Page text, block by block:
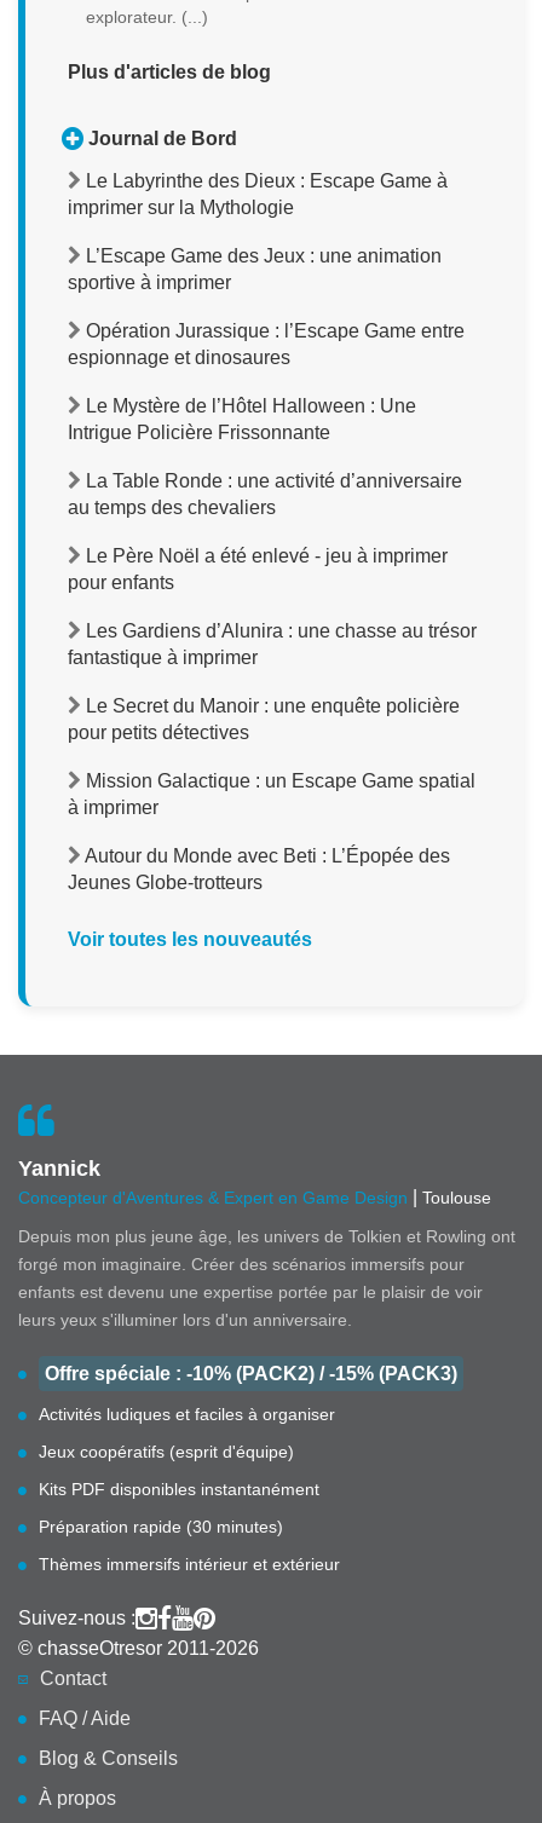
explorateur. (...)
Plus d'articles de blog
Journal de Bord
Le Labyrinthe des Dieux : Escape Game à
imprimer sur la Mythologie
L’Escape Game des Jeux : une animation
sportive à imprimer
Opération Jurassique : l’Escape Game entre
espionnage et dinosaures
Le Mystère de l’Hôtel Halloween : Une
Intrigue Policière Frissonnante
La Table Ronde : une activité d’anniversaire
au temps des chevaliers
Le Père Noël a été enlevé - jeu à imprimer
pour enfants
Les Gardiens d’Alunira : une chasse au trésor
fantastique à imprimer
Le Secret du Manoir : une enquête policière
pour petits détectives
Mission Galactique : un Escape Game spatial
à imprimer
Autour du Monde avec Beti : L’Épopée des
Jeunes Globe-trotteurs
Voir toutes les nouveautés
Yannick
Concepteur d'Aventures & Expert en Game Design
Toulouse
Depuis mon plus jeune âge, les univers de Tolkien et Rowling ont
forgé mon imaginaire. Créer des scénarios immersifs pour
enfants est devenu une expertise portée par le plaisir de voir
leurs yeux s'illuminer lors d'un anniversaire.
Offre spéciale : -10% (PACK2) / -15% (PACK3)
Activités ludiques et faciles à organiser
Jeux coopératifs (esprit d'équipe)
Kits PDF disponibles instantanément
Préparation rapide (30 minutes)
Thèmes immersifs intérieur et extérieur
Suivez-nous :
© chasseOtresor 2011-2026
Contact
FAQ / Aide
Blog & Conseils
À propos